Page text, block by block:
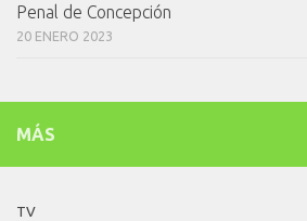
Penal de Concepción
20 ENERO 2023
MÁS
TV